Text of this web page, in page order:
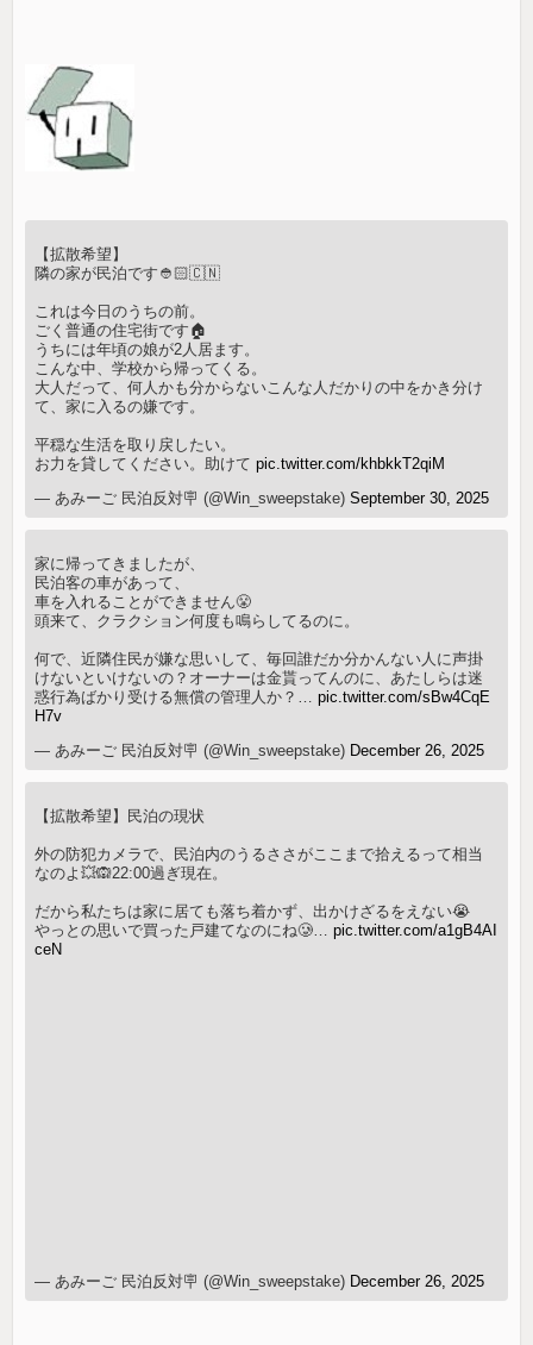
【拡散希望】
隣の家が民泊です👲🏻🇨🇳
これは今日のうちの前。
ごく普通の住宅街です🏠
うちには年頃の娘が2人居ます。
こんな中、学校から帰ってくる。
大人だって、何人かも分からないこんな人だかりの中をかき分け
て、家に入るの嫌です。
平穏な生活を取り戻したい。
お力を貸してください。助けてpic.twitter.com/khbkkT2qiM
— あみーご 民泊反対🪧 (@Win_sweepstake)September 30, 2025
家に帰ってきましたが、
民泊客の車があって、
車を入れることができません😤
頭来て、クラクション何度も鳴らしてるのに。
何で、近隣住民が嫌な思いして、毎回誰だか分かんない人に声掛
けないといけないの？オーナーは金貰ってんのに、あたしらは迷
惑行為ばかり受ける無償の管理人か？…pic.twitter.com/sBw4CqE
H7v
— あみーご 民泊反対🪧 (@Win_sweepstake) December 26, 2025
【拡散希望】民泊の現状
外の防犯カメラで、民泊内のうるささがここまで拾えるって相当
なのよ💥🙉22:00過ぎ現在。
だから私たちは家に居ても落ち着かず、出かけざるをえない😭
やっとの思いで買った戸建てなのにね🥲…pic.twitter.com/a1gB4AI
ceN
— あみーご 民泊反対🪧 (@Win_sweepstake) December 26, 2025